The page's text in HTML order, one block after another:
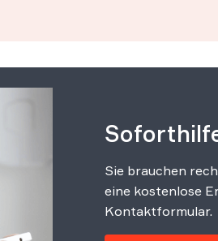
Sie brauchen
eine kostenlose
Kontaktformular.